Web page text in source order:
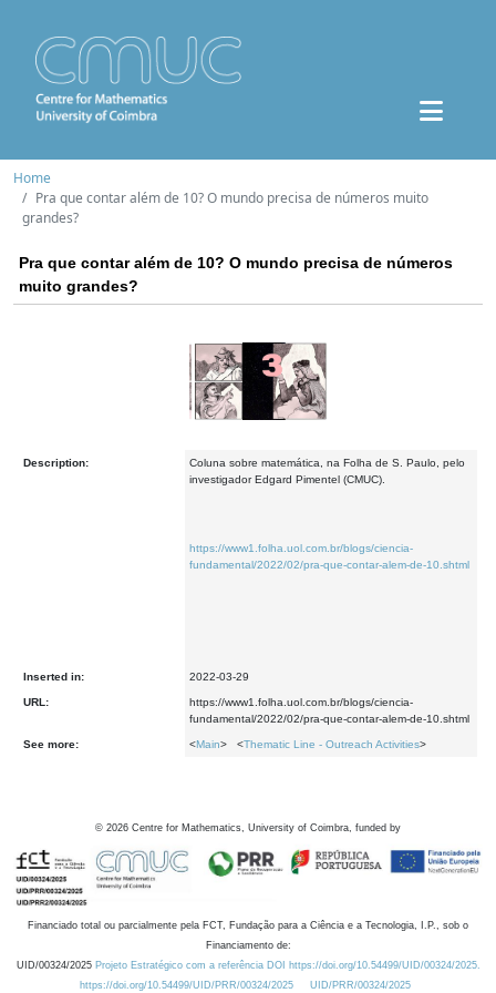
Home
Pra que contar além de 10? O mundo precisa de números muito
grandes?
Pra que contar além de 10? O mundo precisa de números
muito grandes?
Description:
Coluna sobre matemática, na Folha de S. Paulo, pelo
investigador Edgard Pimentel (CMUC).
https://www1.folha.uol.com.br/blogs/ciencia-
fundamental/2022/02/pra-que-contar-alem-de-10.shtml
Inserted in: 2022-03-29
URL:
https://www1.folha.uol.com.br/blogs/ciencia-
fundamental/2022/02/pra-que-contar-alem-de-10.shtml
See more: <Main> <Thematic Line - Outreach Activities>
© 2026 Centre for Mathematics, University of Coimbra, funded by
Financiado total ou parcialmente pela FCT, Fundação para a Ciência e a Tecnologia, I.P., sob o
Financiamento de:
UID/00324/2025 Projeto Estratégico com a referência DOI https://doi.org/10.54499/UID/00324/2025.
https://doi.org/10.54499/UID/PRR/00324/2025
UID/PRR/00324/2025